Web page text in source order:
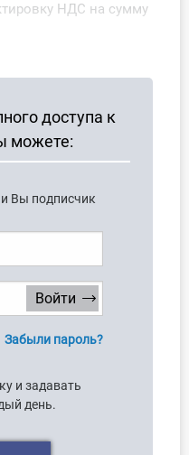
НДС на сумму
доступа к
можете:
Вы подписчик
Забыли пароль?
и задавать
день.